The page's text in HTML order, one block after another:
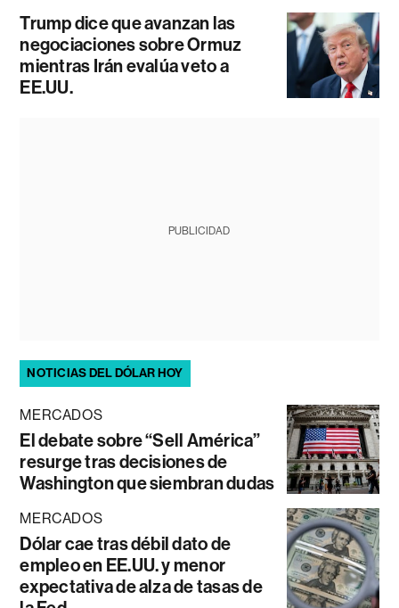
Trump dice que avanzan las
negociaciones sobre Ormuz
mientras Irán evalúa veto a
EE.UU.
PUBLICIDAD
NOTICIAS DEL DÓLAR HOY
MERCADOS
El debate sobre “Sell América”
resurge tras decisiones de
Washington que siembran dudas
MERCADOS
Dólar cae tras débil dato de
empleo en EE.UU. y menor
expectativa de alza de tasas de